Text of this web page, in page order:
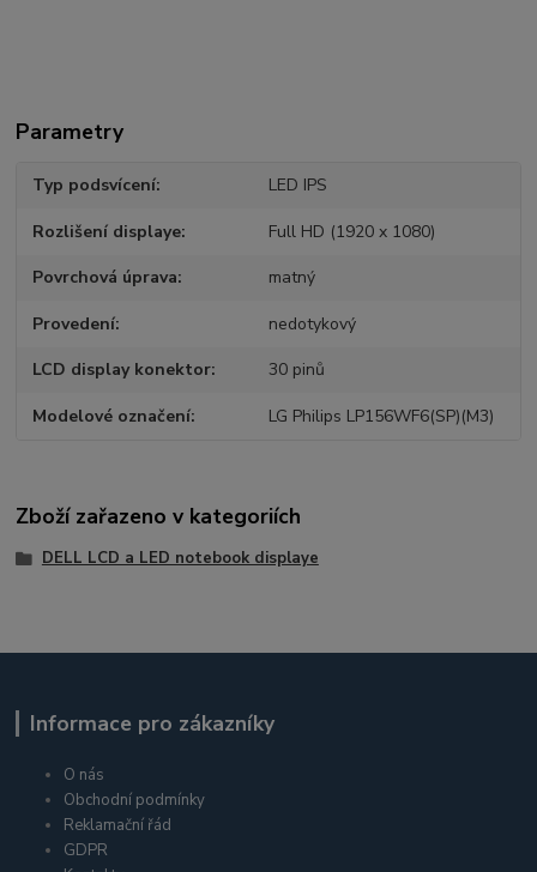
Parametry
Typ podsvícení LED IPS
Rozlišení displaye Full HD (1920 x 1080)
Povrchová úprava matný
Provedení nedotykový
LCD display konektor 30 pinů
Modelové označení LG Philips LP156WF6(SP)(M3)
Zboží zařazeno v kategoriích
DELL LCD a LED notebook displaye
Informace pro zákazníky
O nás
Obchodní podmínky
Reklamační řád
GDPR